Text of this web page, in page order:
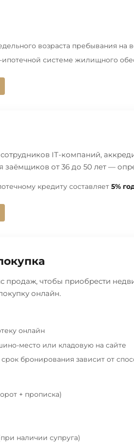
возраста пребывания на
ипотечной системе жилищного
IT-компаний,
заёмщиков от 36 до 50 лет —
кредиту составляет 5%
продаж, чтобы приобрести
онлайн.
онлайн
место или кладовую на сайте
бронирования зависит от
+ прописка)
наличии супруга)